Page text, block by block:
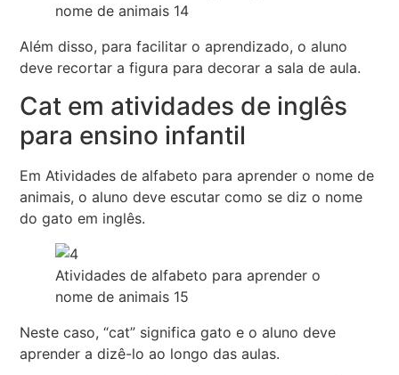
nome de animais 14
Além disso, para facilitar o aprendizado, o aluno
deve recortar a figura para decorar a sala de aula.
Cat em atividades de inglês
para ensino infantil
Em Atividades de alfabeto para aprender o nome de
animais, o aluno deve escutar como se diz o nome
do gato em inglês.
Atividades de alfabeto para aprender o
nome de animais 15
Neste caso, “cat” significa gato e o aluno deve
aprender a dizê-lo ao longo das aulas.